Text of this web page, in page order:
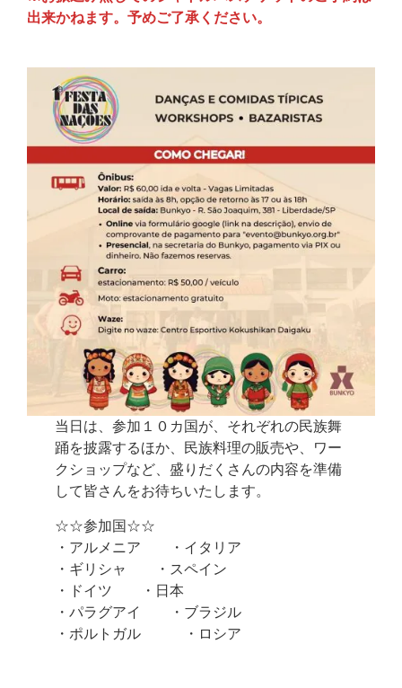
出来かねます。予めご了承ください。
当日は、参加１０カ国が、それぞれの民族舞
踊を披露するほか、民族料理の販売や、ワー
クショップなど、盛りだくさんの内容を準備
して皆さんをお待ちいたします。
☆☆参加国☆☆
・アルメニア ・イタリア
・ギリシャ ・スペイン
・ドイツ ・日本
・パラグアイ ・ブラジル
・ポルトガル ・ロシア